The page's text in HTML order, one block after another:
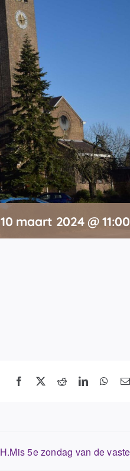
10 maart 2024 @ 11:00
Facebook
X RedditLinkedIn
H.Mis 5e zondag van de